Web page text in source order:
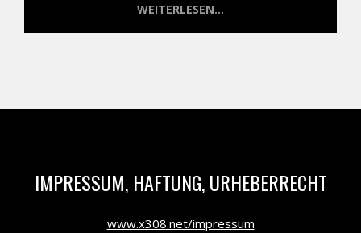
WEITERLESEN...
IMPRESSUM, HAFTUNG, URHEBERRECHT
www.x308.net/impressum